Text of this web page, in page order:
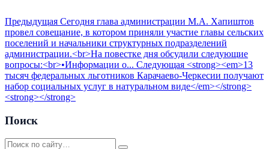
Предыдущая Сегодня глава администрации М.А. Хапиштов
провел совещание, в котором приняли участие главы сельских
поселений и начальники структурных подразделений
администрации.<br>На повестке дня обсудили следующие
вопросы:<br>•Информации о... Следующая <strong><em>13
тысяч федеральных льготников Карачаево-Черкесии получают
набор социальных услуг в натуральном виде</em></strong>
<strong></strong>
Поиск